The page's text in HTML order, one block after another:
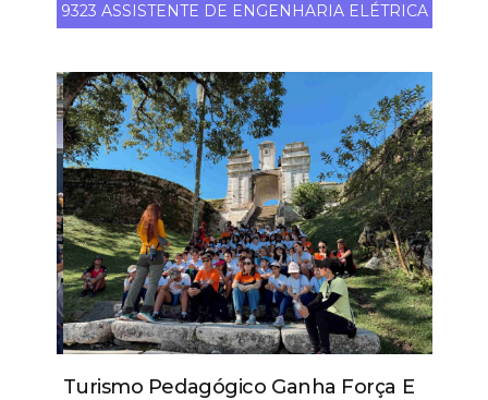
9323 ASSISTENTE DE ENGENHARIA ELÉTRICA
Turismo Pedagógico Ganha Força E